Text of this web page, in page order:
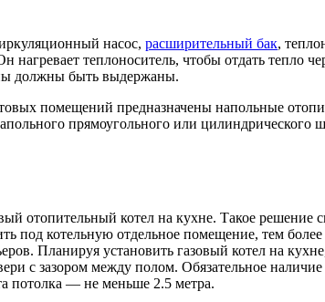
насос, расширительный бак,
теплоноситель, чтобы отдать тепло
должны быть выдержаны.
помещений предназначены напольные
прямоугольного или цилиндрического
отопительный котел на кухне. Такое решение
под котельную отдельное помещение, тем
Планируя установить газовый котел на
с зазором между полом. Обязательное
потолка — не меньше 2.5 метра.